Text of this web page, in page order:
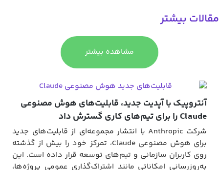
بیشتر
مشاهده بیشتر
آنتروپیک با آپدیت جدید، قابلیت‌های هوش مصنوعی
Claude را برای تیم‌های کاری گسترش داد
شرکت Anthropic با انتشار مجموعه‌ای از قابلیت‌های جدید
برای هوش مصنوعی Claude، تمرکز خود را بیش از گذشته
روی کاربران سازمانی و تیم‌های توسعه قرار داده است. این
به‌روزرسانی امکاناتی مانند اشتراک‌گذاری عمومی پروژه‌ها،